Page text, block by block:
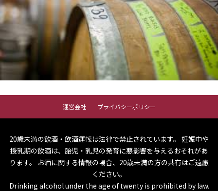
運営会社 プライバシーポリシー
20歳未満の飲酒・飲酒運転は法律で禁止されています。 妊娠中や
授乳期の飲酒は、胎児・乳児の発育に悪影響を与えるおそれがあ
ります。
お酒に関する情報の場合、20歳未満の方の共有はご遠慮
ください。
Drinking alcohol under the age of twenty is prohibited by law.